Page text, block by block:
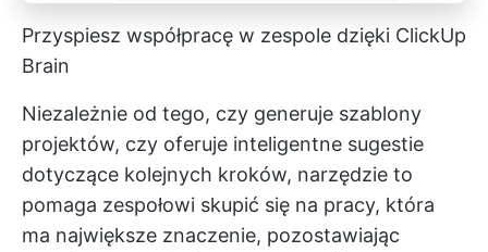
Przyspiesz współpracę w zespole dzięki ClickUp
Brain
Niezależnie od tego, czy generuje szablony
projektów, czy oferuje inteligentne sugestie
dotyczące kolejnych kroków, narzędzie to
pomaga zespołowi skupić się na pracy, która
ma największe znaczenie, pozostawiając